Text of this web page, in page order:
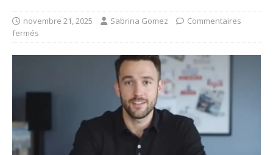
novembre 21, 2025 Sabrina Gomez
Commentaires
fermés